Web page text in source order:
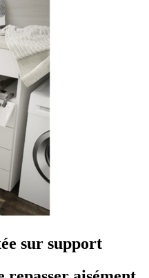
sur support